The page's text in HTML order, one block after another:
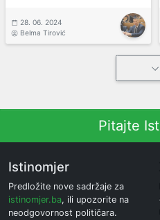
28. 06. 2024
Belma Tirović
Pitajte
Istinomjer
Predložite nove sadržaje za
istinomjer.ba, ili upozorite na
neodgovornost političara.